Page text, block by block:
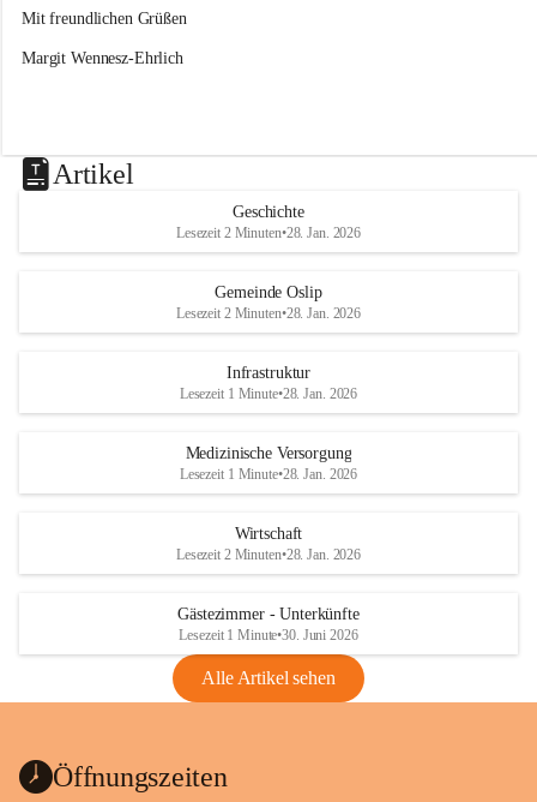
Mit freundlichen Grüßen
Margit Wennesz-Ehrlich
Artikel
Geschichte
Lesezeit 2 Minuten•28. Jan. 2026
Gemeinde Oslip
Lesezeit 2 Minuten•28. Jan. 2026
Infrastruktur
Lesezeit 1 Minute•28. Jan. 2026
Medizinische Versorgung
Lesezeit 1 Minute•28. Jan. 2026
Wirtschaft
Lesezeit 2 Minuten•28. Jan. 2026
Gästezimmer - Unterkünfte
Lesezeit 1 Minute•30. Juni 2026
Alle Artikel sehen
Öffnungszeiten